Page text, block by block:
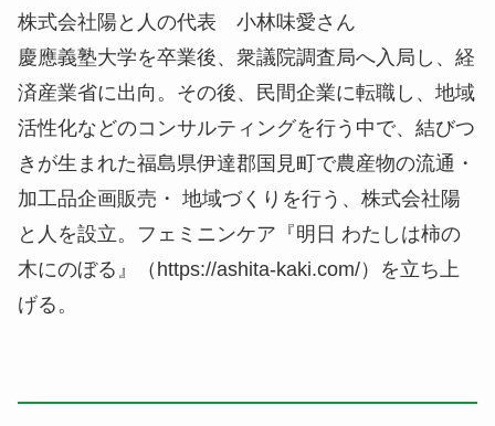
株式会社陽と人の代表 小林味愛さん
慶應義塾大学を卒業後、衆議院調査局へ入局し、経
済産業省に出向。その後、民間企業に転職し、地域
活性化などのコンサルティングを行う中で、結びつ
きが生まれた福島県伊達郡国見町で農産物の流通・
加工品企画販売・ 地域づくりを行う、株式会社陽
と人を設立。フェミニンケア『明日 わたしは柿の
木にのぼる』（https://ashita-kaki.com/）を立ち上
げる。